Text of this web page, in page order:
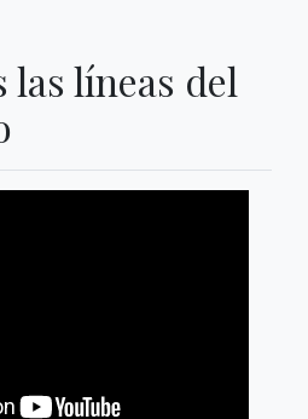
las líneas del